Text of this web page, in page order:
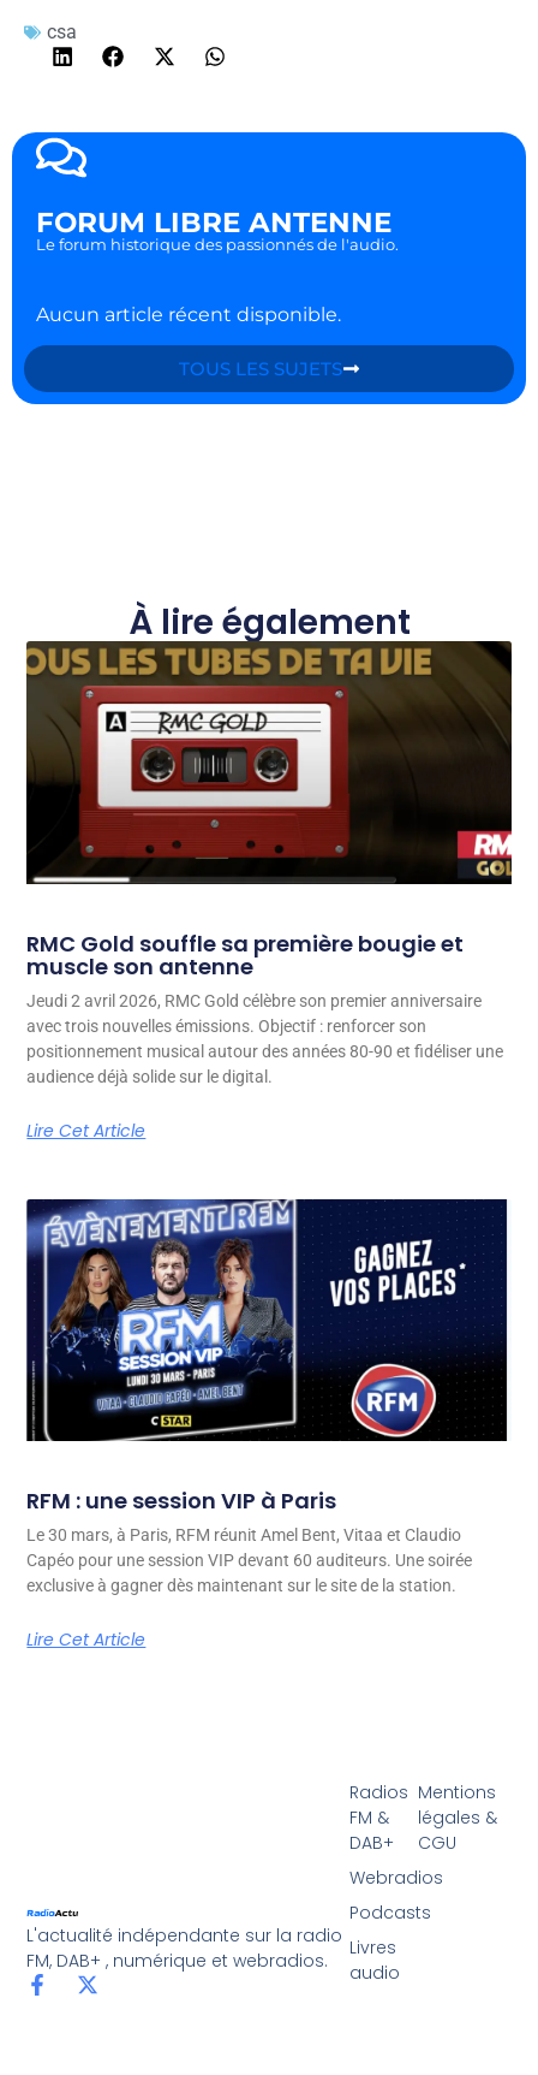
csa
FORUM LIBRE ANTENNE
Le forum historique des passionnés de l'audio.
Aucun article récent disponible.
TOUS LES SUJETS
À lire également
RMC Gold souffle sa première bougie et
muscle son antenne
Jeudi 2 avril 2026, RMC Gold célèbre son premier anniversaire
avec trois nouvelles émissions. Objectif : renforcer son
positionnement musical autour des années 80-90 et fidéliser une
audience déjà solide sur le digital.
Lire Cet Article
RFM : une session VIP à Paris
Le 30 mars, à Paris, RFM réunit Amel Bent, Vitaa et Claudio
Capéo pour une session VIP devant 60 auditeurs. Une soirée
exclusive à gagner dès maintenant sur le site de la station.
Lire Cet Article
L'actualité indépendante sur la radio
FM, DAB+ , numérique et webradios.
Radios
FM &
DAB+
Webradios
Podcasts
Livres
audio
Mentions
légales &
CGU